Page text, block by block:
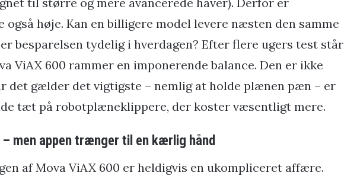
også høje. Kan en billigere model levere næsten den samme
besparelsen tydelig i hverdagen? Efter flere ugers test står
ViAX 600 rammer en imponerende balance. Den er ikke
det gælder det vigtigste – nemlig at holde plænen pæn – er
tæt på robotplæneklippere, der koster væsentligt mere.
men appen trænger til en kærlig hånd
af Mova ViAX 600 er heldigvis en ukompliceret affære.